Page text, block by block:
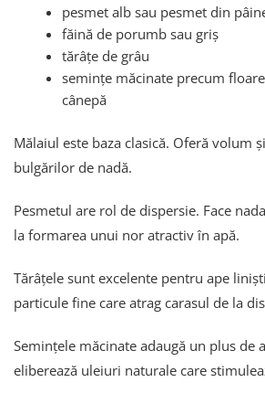
pesmet alb sau pesmet din
făină de porumb sau griș
tărâțe de grâu
semințe măcinate precum
cânepă
Mălaiul este baza clasică. Oferă volum
bulgărilor de nadă.
Pesmetul are rol de dispersie. Face
la formarea unui nor atractiv în apă.
Tărâțele sunt excelente pentru ape
particule fine care atrag carasul de la
Semințele măcinate adaugă un plus de
eliberează uleiuri naturale care